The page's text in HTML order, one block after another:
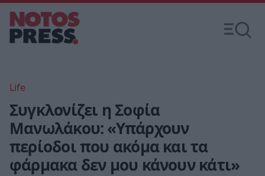
Life
Συγκλονίζει η Σοφία
Μανωλάκου: «Υπάρχουν
περίοδοι που ακόμα και τα
φάρμακα δεν μου κάνουν κάτι»